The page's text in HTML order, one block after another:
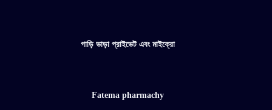
গাড়ি ভাড়া প্রাইভেট এবং মাইক্রো
Fatema pharmachy